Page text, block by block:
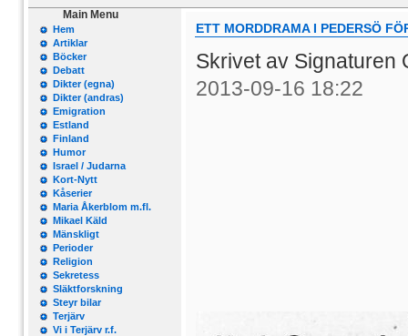
Main Menu
Hem
Artiklar
Böcker
Debatt
Dikter (egna)
Dikter (andras)
Emigration
Estland
Finland
Humor
Israel / Judarna
Kort-Nytt
Kåserier
Maria Åkerblom m.fl.
Mikael Käld
Mänskligt
Perioder
Religion
Sekretess
Släktforskning
Steyr bilar
Terjärv
Vi i Terjärv r.f.
ETT MORDDRAMA I PEDERSÖ
Skrivet av Signaturen
2013-09-16 18:22